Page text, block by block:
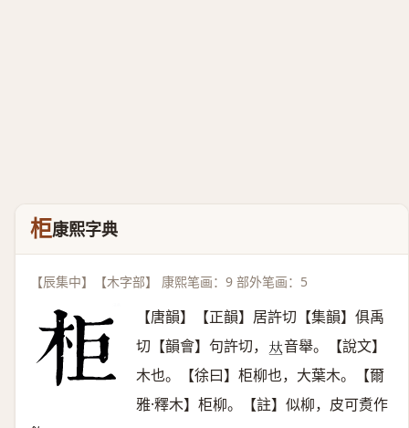
柜康熙字典
【辰集中】【木字部】 康熙笔画：9 部外笔画：5
【唐韻】【正韻】居許切【集韻】俱禹
切【韻會】句許切， 𠀤音舉。【說文】
木也。【徐曰】柜柳也，大葉木。【爾
雅·釋木】柜柳。【註】似柳，皮可煑作